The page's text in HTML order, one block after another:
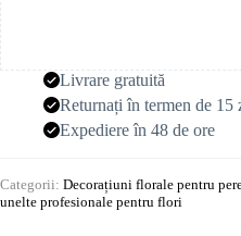
Livrare gratuită
Returnați în termen de 15
Expediere în 48 de ore
Categorii: Decorațiuni florale pentru
unelte profesionale pentru flori